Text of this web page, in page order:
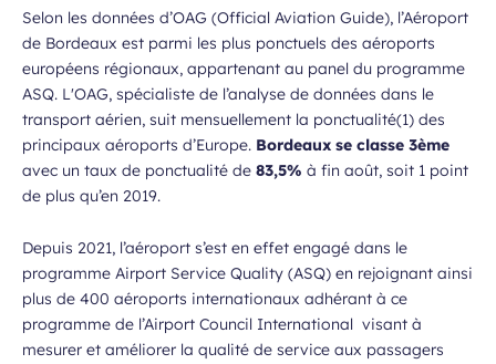
Selon les données d’OAG (Official Aviation Guide), l’Aéroport
de Bordeaux est parmi les plus ponctuels des aéroports
européens régionaux, appartenant au panel du programme
ASQ. L'OAG, spécialiste de l’analyse de données dans le
transport aérien, suit mensuellement la ponctualité(1) des
principaux aéroports d’Europe. Bordeaux se classe 3ème
avec un taux de ponctualité de 83,5% à fin août, soit 1 point
de plus qu’en 2019.
Depuis 2021, l’aéroport s’est en effet engagé dans le
programme Airport Service Quality (ASQ) en rejoignant ainsi
plus de 400 aéroports internationaux adhérant à ce
programme de l’Airport Council International visant à
mesurer et améliorer la qualité de service aux passagers